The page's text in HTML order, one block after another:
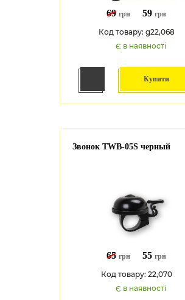
69 грн 59 грн
Код товару: g22,068
Є в наявності
Купити
Звонок TWB-05S черный
65 грн 55 грн
Код товару: 22,070
Є в наявності